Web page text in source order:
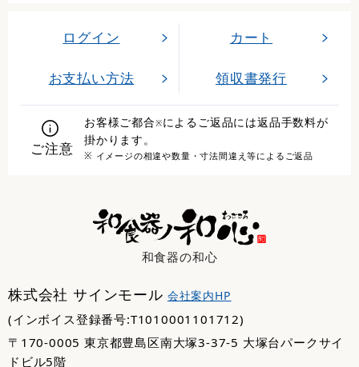
ログイン カート
お支払い方法 領収書発行
ご注意
お客様ご都合※によるご返品には返品手数料が
掛かります。
※ イメージの相違や数量・寸法間違え等によるご返品
和食器の和心
株式会社 サインモール 会社案内HP
(インボイス登録番号:T1010001101712)
〒170-0005 東京都豊島区南大塚3-37-5 大塚台パークサイ
ドビル5階